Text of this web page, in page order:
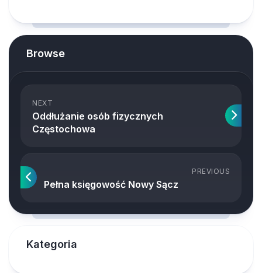
Browse
NEXT
Oddłużanie osób fizycznych
Częstochowa
PREVIOUS
Pełna księgowość Nowy Sącz
Kategoria